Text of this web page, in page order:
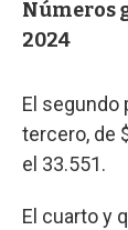
Números
2024
El segundo
tercero, de
el 33.551.
El cuarto y